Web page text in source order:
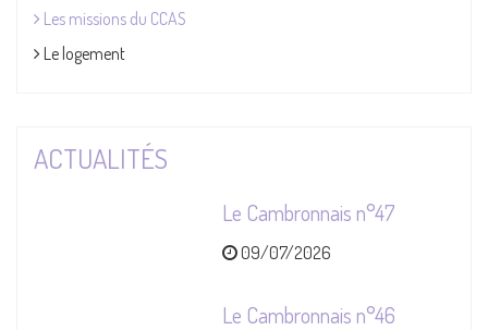
Les missions du CCAS
Le logement
ACTUALITÉS
Le Cambronnais n°47
09/07/2026
Le Cambronnais n°46